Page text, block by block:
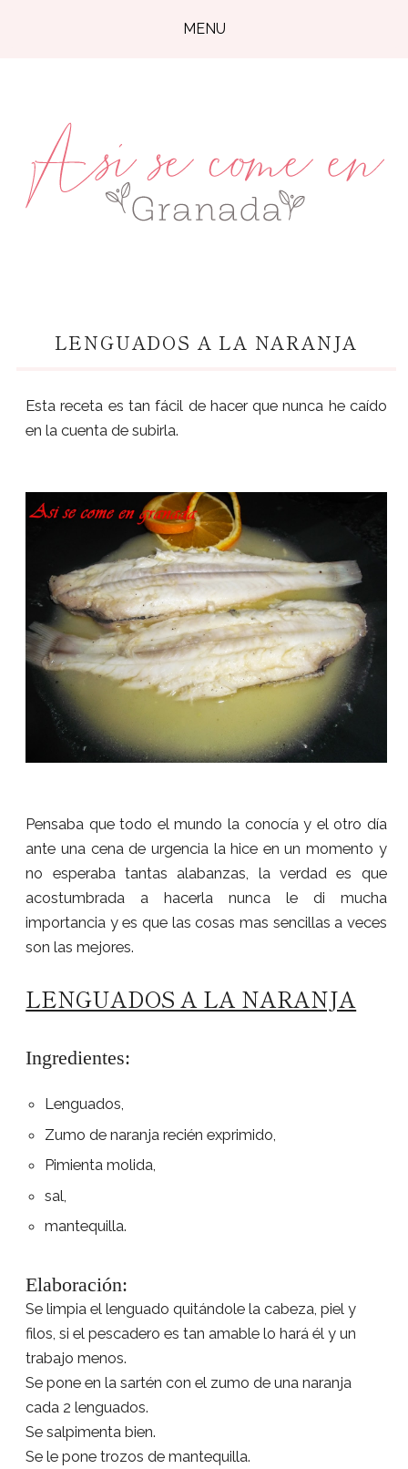
MENU
LENGUADOS A LA NARANJA
Esta receta es tan fácil de hacer que nunca he caído
en la cuenta de subirla.
Pensaba que todo el mundo la conocía y el otro día
ante una cena de urgencia la hice en un momento y
no esperaba tantas alabanzas, la verdad es que
acostumbrada a hacerla nunca le di mucha
importancia y es que las cosas mas sencillas a veces
son las mejores.
LENGUADOS A LA NARANJA
Ingredientes:
Lenguados,
Zumo de naranja recién exprimido,
Pimienta molida,
sal,
mantequilla.
Elaboración:
Se limpia el lenguado quitándole la cabeza, piel y
filos, si el pescadero es tan amable lo hará él y un
trabajo menos.
Se pone en la sartén con el zumo de una naranja
cada 2 lenguados.
Se salpimenta bien.
Se le pone trozos de mantequilla.